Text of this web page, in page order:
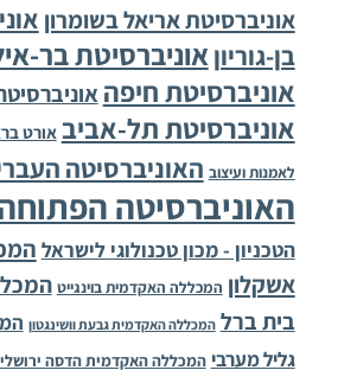
אוניברסיטת אריאל בשומרון
בן-גוריוןאוניברסיטת בר-
אוניברסיטת חיפה
אוניברסיטת תל-אביב אורט
לאמנות ועיצוב האוניברסיטה
האוניברסיטה
הטכניון - מכון טכנולוגי לישראל
אשקלון המכללה האקדמית בוינגייט
בית ברל המכללה האקדמית גבעת וושינגטון
גליל מערבי המכללה האקדמית הדסה